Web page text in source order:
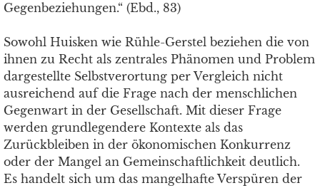
Gegenbeziehungen.“ (Ebd., 83)
Sowohl Huisken wie Rühle-Gerstel beziehen die von
ihnen zu Recht als zentrales Phänomen und Problem
dargestellte Selbstverortung per Vergleich nicht
ausreichend auf die Frage nach der menschlichen
Gegenwart in der Gesellschaft. Mit dieser Frage
werden grundlegendere Kontexte als das
Zurückbleiben in der ökonomischen Konkurrenz
oder der Mangel an Gemeinschaftlichkeit deutlich.
Es handelt sich um das mangelhafte Verspüren der